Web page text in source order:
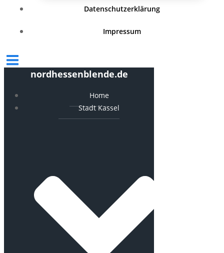
Datenschutzerklärung
Impressum
nordhessenblende.de
Home
Stadt Kassel